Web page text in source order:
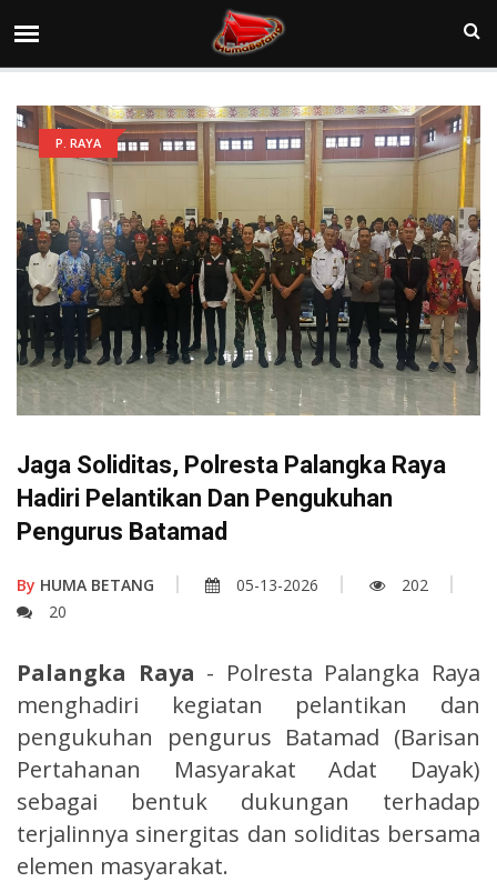
P. RAYA
Jaga Soliditas, Polresta Palangka Raya
Hadiri Pelantikan Dan Pengukuhan
Pengurus Batamad
By HUMA BETANG 05-13-2026
202
20
Palangka Raya - Polresta Palangka Raya
menghadiri kegiatan pelantikan dan
pengukuhan pengurus Batamad (Barisan
Pertahanan Masyarakat Adat Dayak)
sebagai bentuk dukungan terhadap
terjalinnya sinergitas dan soliditas bersama
elemen masyarakat.